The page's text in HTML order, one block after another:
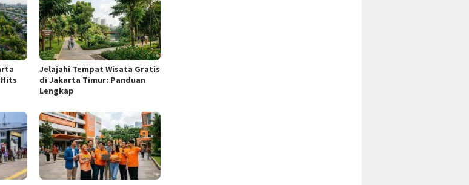
Jelajahi Tempat Wisata Gratis
di Jakarta Timur: Panduan
Lengkap